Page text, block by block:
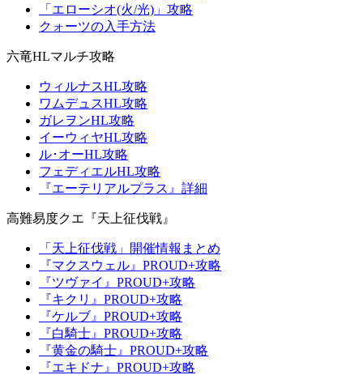
「エローシオ(火/光)」攻略
クォーツの入手方法
六竜HLマルチ攻略
ウィルナスHL攻略
ワムデュスHL攻略
ガレヲンHL攻略
イーウィヤHL攻略
ル･オーHL攻略
フェディエルHL攻略
『エーテリアルプラス』詳細
高難易度クエ『天上征伐戦』
「天上征伐戦」開催情報まとめ
『マクスウェル』PROUD+攻略
『ツヴァイ』PROUD+攻略
『キクリ』PROUD+攻略
『ケルブ』PROUD+攻略
『白騎士』PROUD+攻略
『黄金の騎士』PROUD+攻略
『エキドナ』PROUD+攻略